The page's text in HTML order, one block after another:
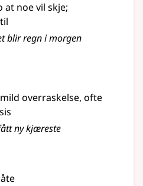
at noe vil skje;
blir regn i morgen
overraskelse, ofte
ny kjæreste